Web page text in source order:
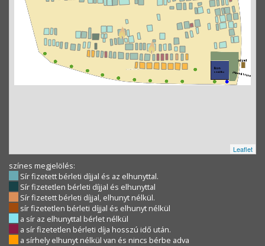
Leaflet
színes megjelölés:
Sír fizetett bérleti díjjal és az elhunyttal.
Sír fizetetlen bérleti díjjal és elhunyttal
Sír fizetett bérleti díjjal, elhunyt nélkül.
sír fizetetlen bérleti díjjal és elhunyt nélkül
a sír az elhunyttal bérlet nélkül
a sír fizetetlen bérleti díja hosszú idő után.
a sírhely elhunyt nélkül van és nincs bérbe adva